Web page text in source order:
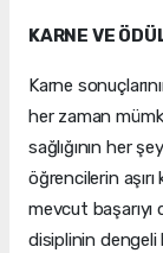
KARNE VE
Karne
her zaman
sağlığının her
öğrencilerin
mevcut
disiplinin dengeli